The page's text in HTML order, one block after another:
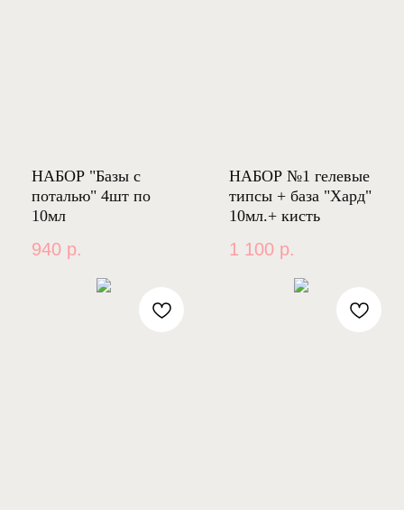
НАБОР "Базы с
поталью" 4шт по
10мл
940 р.
НАБОР №1 гелевые
типсы + база "Хард"
10мл.+ кисть
1 100 р.